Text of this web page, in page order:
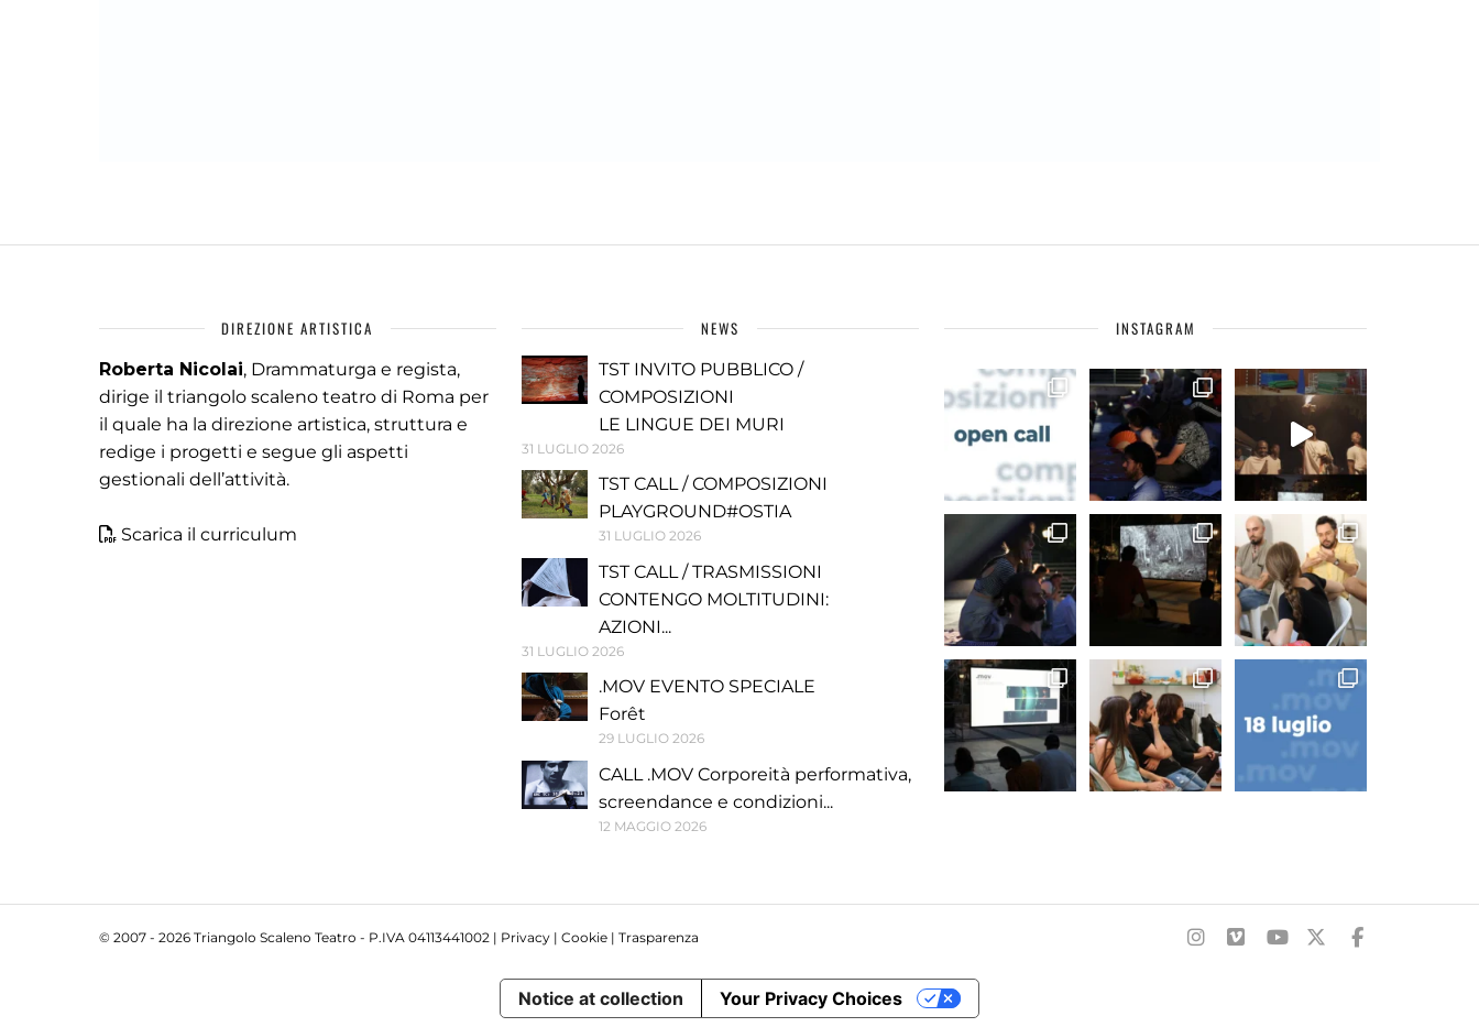
DIREZIONE ARTISTICA
Roberta Nicolai, Drammaturga e regista,
dirige il triangolo scaleno teatro di Roma per
il quale ha la direzione artistica, struttura e
redige i progetti e segue gli aspetti
gestionali dell’attività.
Scarica il curriculum
NEWS
TST INVITO PUBBLICO /
COMPOSIZIONI
LE LINGUE DEI MURI
31 LUGLIO 2026
TST CALL / COMPOSIZIONI
PLAYGROUND#OSTIA
31 LUGLIO 2026
TST CALL / TRASMISSIONI
CONTENGO MOLTITUDINI:
AZIONI...
31 LUGLIO 2026
.MOV EVENTO SPECIALE
Forêt
29 LUGLIO 2026
CALL .MOV Corporeità performativa,
screendance e condizioni...
12 MAGGIO 2026
INSTAGRAM
© 2007 - 2026 Triangolo Scaleno Teatro - P.IVA 04113441002 | Privacy | Cookie | Trasparenza
Notice at collection Your Privacy Choices